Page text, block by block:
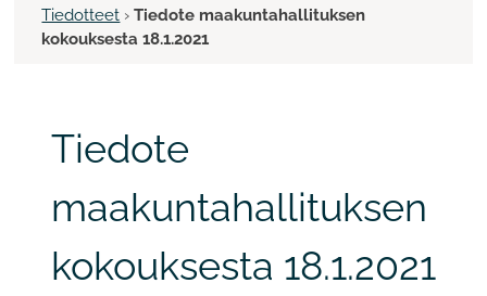
Tiedotteet ›Tiedote maakuntahallituksen
kokouksesta 18.1.2021
Tiedote
maakuntahallituksen
kokouksesta 18.1.2021